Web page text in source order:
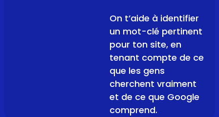
On t’aide à identifier
un mot-clé pertinent
pour ton site, en
tenant compte de ce
que les gens
cherchent vraiment
et de ce que Google
comprend.